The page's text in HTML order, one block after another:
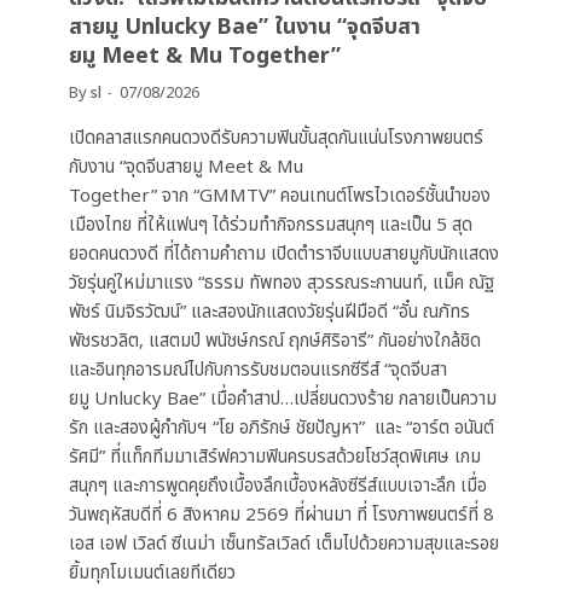
สายมู Unlucky Bae” ในงาน “จุดจีบสา
ยมู Meet & Mu Together”
Bysl 07/08/2026
เปิดคลาสแรกคนดวงดีรับความฟินขั้นสุดกันแน่นโรงภาพยนตร์
กับงาน “จุดจีบสายมู Meet & Mu
Together” จาก “GMMTV” คอนเทนต์โพรไวเดอร์ชั้นนำของ
เมืองไทย ที่ให้แฟนๆ ได้ร่วมทำกิจกรรมสนุกๆ และเป็น 5 สุด
ยอดคนดวงดี ที่ได้ถามคำถาม เปิดตำราจีบแบบสายมูกับนักแสดง
วัยรุ่นคู่ใหม่มาแรง “ธรรม ทัพทอง สุวรรณระกานนท์, แม็ค ณัฐ
พัชร์ นิมจิรวัฒน์” และสองนักแสดงวัยรุ่นฝีมือดี “อั๋น ณภัทร
พัชรชวลิต, แสตมป์ พนัชษ์กรณ์ ฤกษ์ศิริอารี” กันอย่างใกล้ชิด
และอินทุกอารมณ์ไปกับการรับชมตอนแรกซีรีส์ “จุดจีบสา
ยมู Unlucky Bae” เมื่อคำสาป…เปลี่ยนดวงร้าย กลายเป็นความ
รัก และสองผู้กำกับฯ “โย อภิรักษ์ ชัยปัญหา” และ “อาร์ต อนันต์
รัศมี” ที่แท็กทีมมาเสิร์ฟความฟินครบรสด้วยโชว์สุดพิเศษ เกม
สนุกๆ และการพูดคุยถึงเบื้องลึกเบื้องหลังซีรีส์แบบเจาะลึก เมื่อ
วันพฤหัสบดีที่ 6 สิงหาคม 2569 ที่ผ่านมา ที่ โรงภาพยนตร์ที่ 8
เอส เอฟ เวิลด์ ซีเนม่า เซ็นทรัลเวิลด์ เต็มไปด้วยความสุขและรอย
ยิ้มทุกโมเมนต์เลยทีเดียว